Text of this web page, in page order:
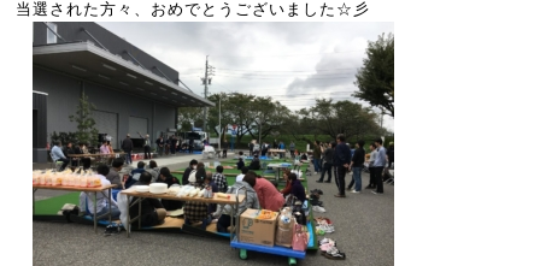
当選された方々、おめでとうございました☆彡